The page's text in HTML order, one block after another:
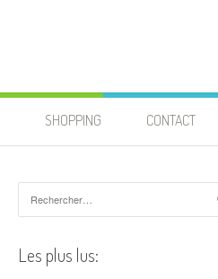
SHOPPING CONTACT
Les plus lus: